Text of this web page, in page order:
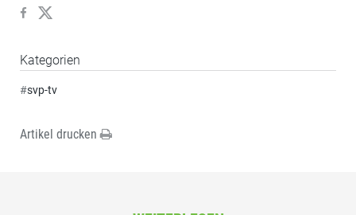
Kategorien
#svp-tv
Artikel drucken